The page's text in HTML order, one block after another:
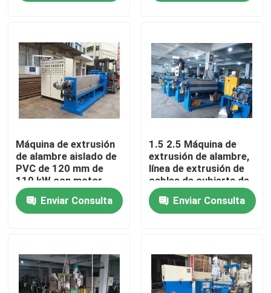
Sobre nosotros
Recorrido por la fábrica
Contacta con nosotros
Solicitar una cita
Máquina de extrusión de alambre
Máquina de extrusión
de alambre aislado de
PVC de 120 mm de
110 kW con motor
Siemens
Enviar Consulta
1.5 2.5 Máquina de
extrusión de alambre,
línea de extrusión de
cables de cubierta de
chaqueta
Enviar Consulta